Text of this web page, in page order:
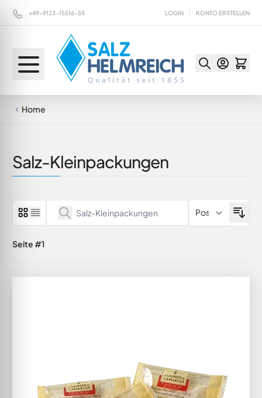
+49-9123-15516-55 LOGIN KONTO ERSTELLEN
Home
Salz-Kleinpackungen
Seite #1